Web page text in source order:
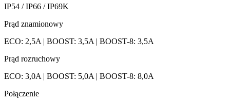
IP54 / IP66 / IP69K
Prąd znamionowy
ECO: 2,5A | BOOST: 3,5A | BOOST-8: 3,5A
Prąd rozruchowy
ECO: 3,0A | BOOST: 5,0A | BOOST-8: 8,0A
Połączenie